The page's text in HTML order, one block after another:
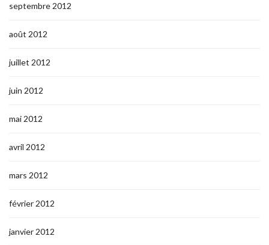
septembre 2012
août 2012
juillet 2012
juin 2012
mai 2012
avril 2012
mars 2012
février 2012
janvier 2012